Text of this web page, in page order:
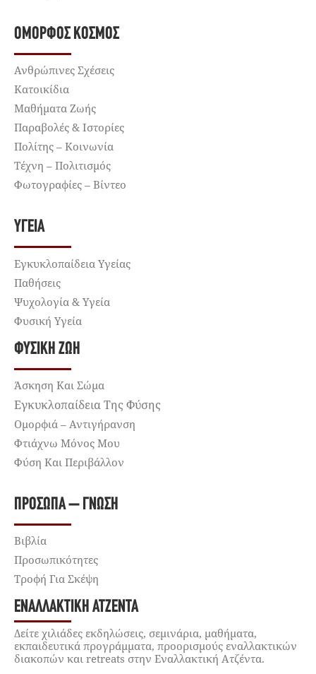
ΌΜΟΡΦΟΣ ΚΌΣΜΟΣ
Ανθρώπινες Σχέσεις
Κατοικίδια
Μαθήματα Ζωής
Παραβολές & Ιστορίες
Πολίτης – Κοινωνία
Τέχνη – Πολιτισμός
Φωτογραφίες – Βίντεο
ΥΓΕΊΑ
Εγκυκλοπαίδεια Υγείας
Παθήσεις
Ψυχολογία & Υγεία
Φυσική Υγεία
ΦΥΣΙΚΉ ΖΩΉ
Άσκηση Και Σώμα
Εγκυκλοπαίδεια Της Φύσης
Ομορφιά – Αντιγήρανση
Φτιάχνω Μόνος Μου
Φύση Και Περιβάλλον
ΠΡΌΣΩΠΑ – ΓΝΏΣΗ
Βιβλία
Προσωπικότητες
Τροφή Για Σκέψη
ΕΝΑΛΛΑΚΤΙΚΉ ΑΤΖΈΝΤΑ
Δείτε χιλιάδες εκδηλώσεις, σεμινάρια, μαθήματα,
εκπαιδευτικά προγράμματα, προορισμούς εναλλακτικών
διακοπών και retreats στην Εναλλακτική Ατζέντα.